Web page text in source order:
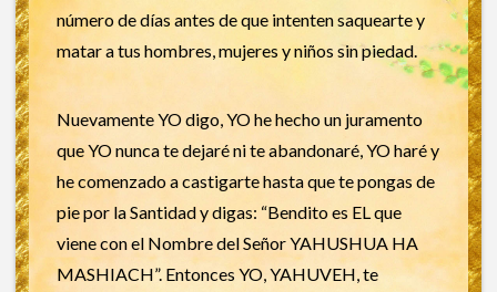
número de días antes de que intenten saquearte y
matar a tus hombres, mujeres y niños sin piedad.
Nuevamente YO digo, YO he hecho un juramento
que YO nunca te dejaré ni te abandonaré, YO haré y
he comenzado a castigarte hasta que te pongas de
pie por la Santidad y digas: “Bendito es EL que
viene con el Nombre del Señor YAHUSHUA HA
MASHIACH”. Entonces YO, YAHUVEH, te